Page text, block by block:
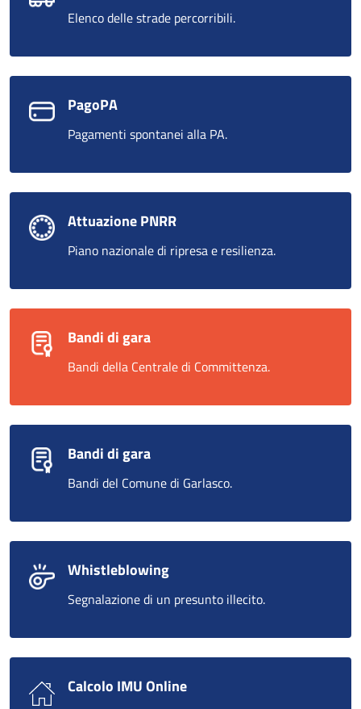
Elenco delle strade percorribili.
PagoPA
Pagamenti spontanei alla PA.
Attuazione PNRR
Piano nazionale di ripresa e resilienza.
Bandi di gara
Bandi della Centrale di Committenza.
Bandi di gara
Bandi del Comune di Garlasco.
Whistleblowing
Segnalazione di un presunto illecito.
Calcolo IMU Online